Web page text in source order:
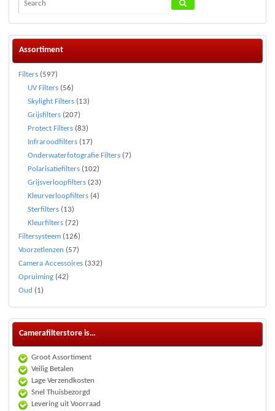
Assortiment
Filters (597)
UV Filters (56)
Skylight Filters (13)
Grijsfilters (207)
Protect Filters (83)
Infraroodfilters (17)
Onderwaterfotografie Filters (7)
Polarisatiefilters (102)
Grijsverloopfilters (23)
Kleurverloopfilters (4)
Sterfilters (13)
Kleurfilters (72)
Filtersysteem (126)
Voorzetlenzen (57)
Camera Accessoires (332)
Opruiming (42)
Oud (1)
Camerafilterstore is…
Groot Assortiment
Veilig Betalen
Lage Verzendkosten
Snel Thuisbezorgd
Levering uit Voorraad